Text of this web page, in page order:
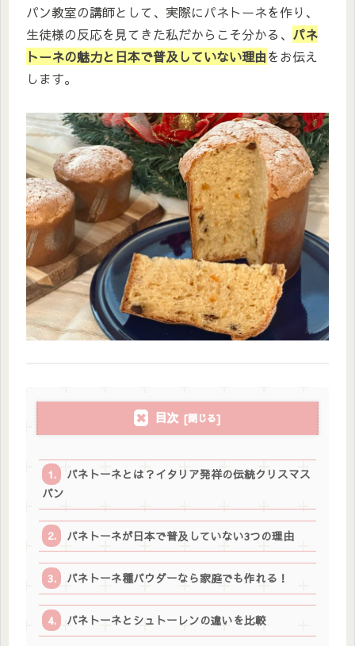
パン教室の講師として、実際にパネトーネを作り、
生徒様の反応を見てきた私だからこそ分かる、 パネ
トーネの魅力と日本で普及していない理由をお伝え
します。
目次
パネトーネとは？イタリア発祥の伝統クリスマス
パン
パネトーネが日本で普及していない3つの理由
パネトーネ種パウダーなら家庭でも作れる！
パネトーネとシュトーレンの違いを比較